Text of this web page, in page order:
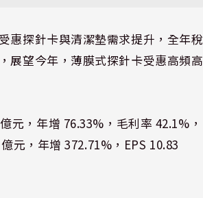
惠探針卡與清潔墊需求提升，全年稅
展望今年，薄膜式探針卡受惠高頻高
元，年增 76.33%，毛利率 42.1%，
元，年增 372.71%，EPS 10.83